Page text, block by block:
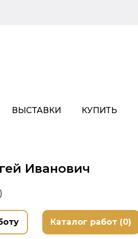
ВЫСТАВКИ КУПИТЬ
Иванович
Каталог работ (0)